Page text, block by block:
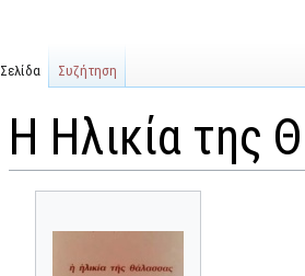
Η Ηλικία της
Σελίδα Συζήτηση